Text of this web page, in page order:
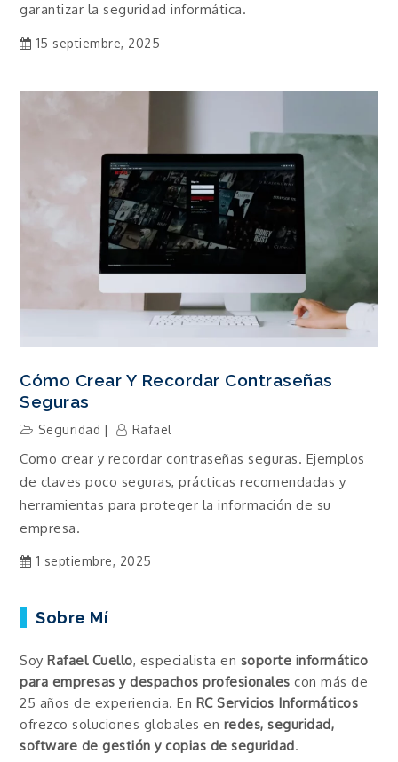
garantizar la seguridad informática.
15 septiembre, 2025
Cómo Crear Y Recordar Contraseñas
Seguras
Seguridad Rafael
Como crear y recordar contraseñas seguras. Ejemplos
de claves poco seguras, prácticas recomendadas y
herramientas para proteger la información de su
empresa.
1 septiembre, 2025
Sobre Mí
Soy Rafael Cuello, especialista en soporte informático
para empresas y despachos profesionales con más de
25 años de experiencia. En RC Servicios Informáticos
ofrezco soluciones globales en redes, seguridad,
software de gestión y copias de seguridad.